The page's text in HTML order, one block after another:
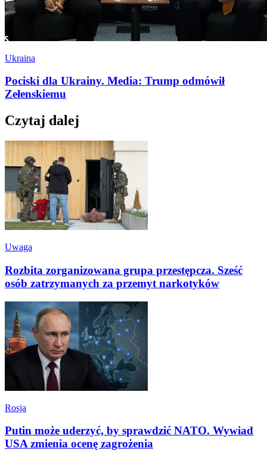
Ukraina
Pociski dla Ukrainy. Media: Trump odmówił
Zełenskiemu
Czytaj dalej
Uwaga
Rozbita zorganizowana grupa przestępcza. Sześć
osób zatrzymanych za przemyt narkotyków
Rosja
Putin może uderzyć, by sprawdzić NATO. Wywiad
USA zmienia ocenę zagrożenia